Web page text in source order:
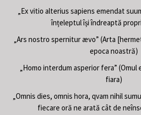
„Ex vitio alterius sapiens emendat
înțeleptul își îndreaptă
„Ars nostro spernitur ævo” (Arta
epoca noastră)
„Homo interdum asperior fera”
fiara)
„Omnis dies, omnis hora, qvam nihil
fiecare oră ne arată cât de